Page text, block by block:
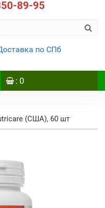
89-95
по СПб
: 0
(США), 60 шт